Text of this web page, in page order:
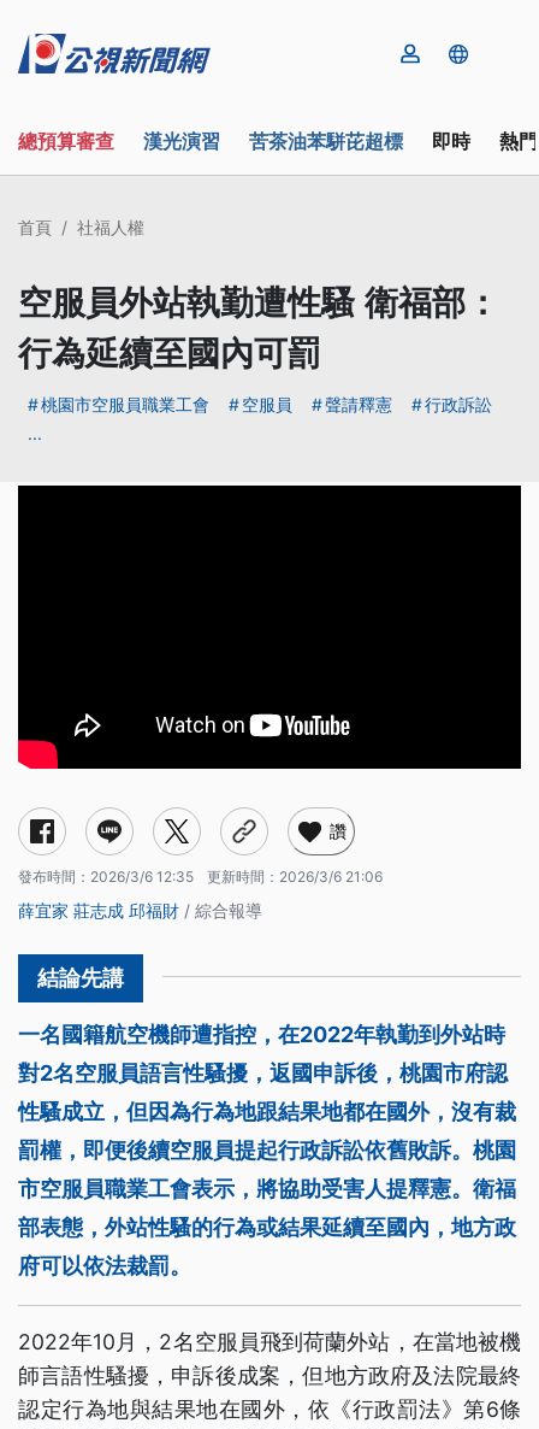
總預算審查 漢光演習 苦茶油苯駢芘超標 即時 熱
首頁 社福人權
空服員外站執勤遭性騷 衛福部：
行為延續至國內可罰
桃園市空服員職業工會 空服員 聲請釋憲
行政訴訟
...
讚
發布時間： 2026/3/6 12:35 更新時間： 2026/3/6 21:06
薛宜家 莊志成 邱福財 / 綜合報導
一名國籍航空機師遭指控，在2022年執勤到外站時
對2名空服員語言性騷擾，返國申訴後，桃園市府認
性騷成立，但因為行為地跟結果地都在國外，沒有裁
罰權，即便後續空服員提起行政訴訟依舊敗訴。桃園
市空服員職業工會表示，將協助受害人提釋憲。衛福
部表態，外站性騷的行為或結果延續至國內，地方政
府可以依法裁罰。
2022年10月，2名空服員飛到荷蘭外站，在當地被機
師言語性騷擾，申訴後成案，但地方政府及法院最終
認定行為地與結果地在國外，依《行政罰法》第6條